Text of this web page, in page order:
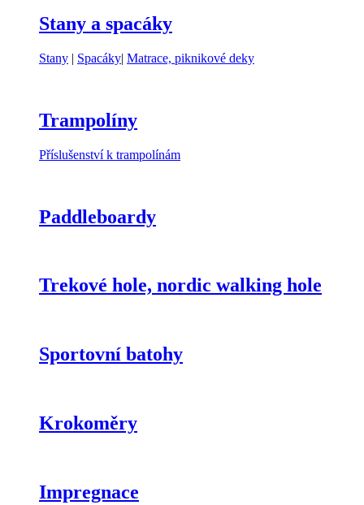
Stany a spacáky
Stany | Spacáky| Matrace, piknikové deky
Trampolíny
Příslušenství k trampolínám
Paddleboardy
Trekové hole, nordic walking hole
Sportovní batohy
Krokoměry
Impregnace